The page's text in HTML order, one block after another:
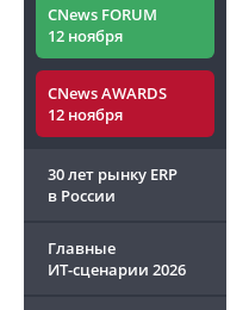
CNews FORUM
12 ноября
CNews AWARDS
12 ноября
30 лет рынку ERP
в России
Главные
ИТ-сценарии 2026